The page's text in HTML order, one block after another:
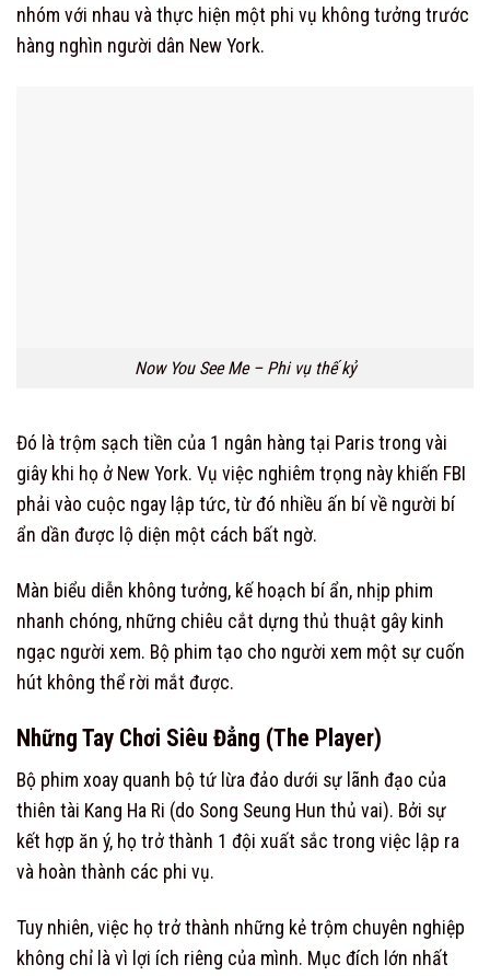
nhóm với nhau và thực hiện một phi vụ không tưởng trước
hàng nghìn người dân New York.
Now You See Me – Phi vụ thế kỷ
Đó là trộm sạch tiền của 1 ngân hàng tại Paris trong vài
giây khi họ ở New York. Vụ việc nghiêm trọng này khiến FBI
phải vào cuộc ngay lập tức, từ đó nhiều ấn bí về người bí
ẩn dần được lộ diện một cách bất ngờ.
Màn biểu diễn không tưởng, kế hoạch bí ẩn, nhịp phim
nhanh chóng, những chiêu cắt dựng thủ thuật gây kinh
ngạc người xem. Bộ phim tạo cho người xem một sự cuốn
hút không thể rời mắt được.
Những Tay Chơi Siêu Đẳng (The Player)
Bộ phim xoay quanh bộ tứ lừa đảo dưới sự lãnh đạo của
thiên tài Kang Ha Ri (do Song Seung Hun thủ vai). Bởi sự
kết hợp ăn ý, họ trở thành 1 đội xuất sắc trong việc lập ra
và hoàn thành các phi vụ.
Tuy nhiên, việc họ trở thành những kẻ trộm chuyên nghiệp
không chỉ là vì lợi ích riêng của mình. Mục đích lớn nhất